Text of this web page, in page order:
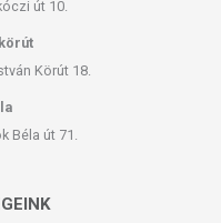
út 10.
Körút 18.
Béla út 71.